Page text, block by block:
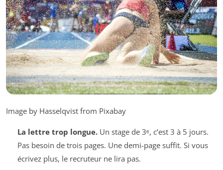
Image by Hasselqvist from Pixabay
La lettre trop longue.Un stage de 3ᵉ, c’est 3 à 5 jours.
Pas besoin de trois pages. Une demi-page suffit. Si vous
écrivez plus, le recruteur ne lira pas.